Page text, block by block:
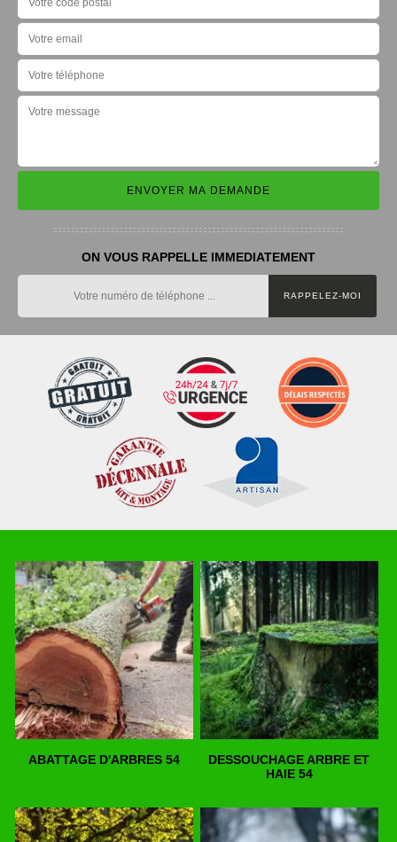
ON VOUS RAPPELLE IMMEDIATEMENT
ABATTAGE D'ARBRES 54
DESSOUCHAGE ARBRE ET
HAIE 54